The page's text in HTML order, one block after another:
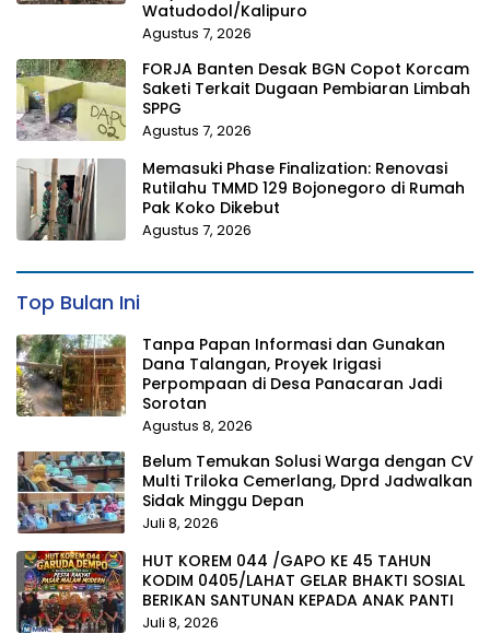
Watudodol/Kalipuro
Agustus 7, 2026
FORJA Banten Desak BGN Copot Korcam
Saketi Terkait Dugaan Pembiaran Limbah
SPPG
Agustus 7, 2026
Memasuki Phase Finalization: Renovasi
Rutilahu TMMD 129 Bojonegoro di Rumah
Pak Koko Dikebut
Agustus 7, 2026
Top Bulan Ini
Tanpa Papan Informasi dan Gunakan
Dana Talangan, Proyek Irigasi
Perpompaan di Desa Panacaran Jadi
Sorotan
Agustus 8, 2026
Belum Temukan Solusi Warga dengan CV
Multi Triloka Cemerlang, Dprd Jadwalkan
Sidak Minggu Depan
Juli 8, 2026
HUT KOREM 044 /GAPO KE 45 TAHUN
KODIM 0405/LAHAT GELAR BHAKTI SOSIAL
BERIKAN SANTUNAN KEPADA ANAK PANTI
Juli 8, 2026